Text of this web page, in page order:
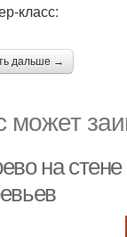
класс:
дальше →
может
на